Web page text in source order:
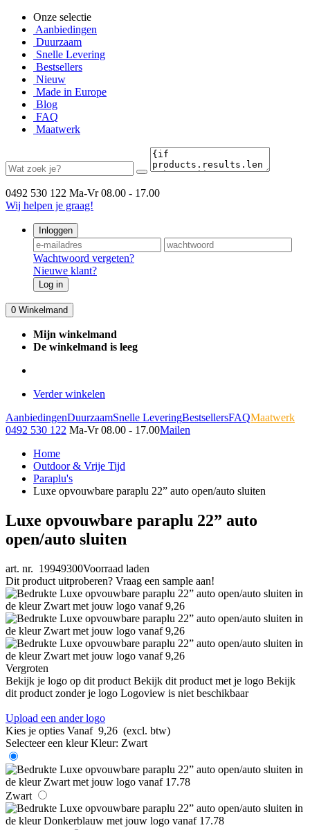
Onze selectie
Aanbiedingen
Duurzaam
Snelle Levering
Bestsellers
Nieuw
Made in Europe
Blog
FAQ
Maatwerk
0492 530 122 Ma-Vr 08.00 - 17.00
Wij helpen je graag!
Inloggen
Wachtwoord vergeten?
Nieuwe klant?
Log in
0 Winkelmand
Mijn winkelmand
De winkelmand is leeg
Verder winkelen
AanbiedingenDuurzaamSnelle LeveringBestsellersFAQMaatwerk
0492 530 122 Ma-Vr 08.00 - 17.00Mailen
Home
Outdoor & Vrije Tijd
Paraplu's
Luxe opvouwbare paraplu 22” auto open/auto sluiten
Luxe opvouwbare paraplu 22” auto
open/auto sluiten
art. nr. 19949300Voorraad laden
Dit product uitproberen? Vraag een sample aan!
Vergroten
Bekijk je logo op dit product Bekijk dit product met je logo Bekijk
dit product zonder je logo Logoview is niet beschikbaar
Upload een ander logo
Kies je opties Vanaf 9,26 (excl. btw)
Selecteer een kleur Kleur: Zwart
Zwart